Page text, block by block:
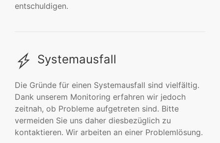
entschuldigen.
Systemausfall
Die Gründe für einen Systemausfall sind vielfältig.
Dank unserem Monitoring erfahren wir jedoch
zeitnah, ob Probleme aufgetreten sind. Bitte
vermeiden Sie uns daher diesbezüglich zu
kontaktieren. Wir arbeiten an einer Problemlösung.